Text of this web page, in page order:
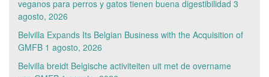
veganos para perros y gatos tienen buena digestibilidad 3
agosto, 2026
Belvilla Expands Its Belgian Business with the Acquisition of
GMFB 1 agosto, 2026
Belvilla breidt Belgische activiteiten uit met de overname